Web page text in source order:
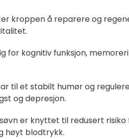
kroppen å reparere og
for kognitiv funksjon,
til et stabilt humør og
og depresjon.
er knyttet til redusert
høyt blodtrykk.